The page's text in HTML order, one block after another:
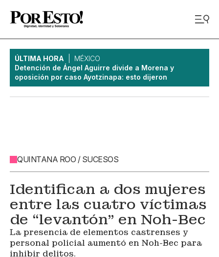
ÚLTIMA HORA
MÉXICO
Detención de Ángel Aguirre divide a Morena y
oposición por caso Ayotzinapa: esto dijeron
QUINTANA ROO / SUCESOS
Identifican a dos mujeres
entre las cuatro víctimas
de “levantón" en Noh-Bec
La presencia de elementos castrenses y
personal policial aumentó en Noh-Bec para
inhibir delitos.